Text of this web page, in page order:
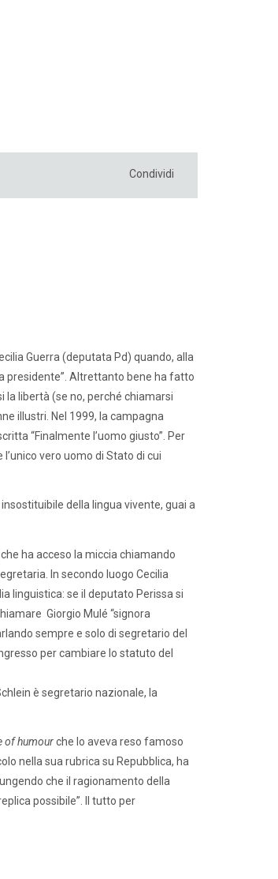
Condividi
Guerra (deputata Pd) quando, alla
presidente”. Altrettanto bene ha fatto
la libertà (se no, perché chiamarsi
illustri. Nel 1999, la campagna
“Finalmente l’uomo giusto”. Per
vero uomo di Stato di cui
della lingua vivente, guai a
ha acceso la miccia chiamando
In secondo luogo Cecilia
linguistica: se il deputato Perissa si
Giorgio Mulé “signora
sempre e solo di segretario del
per cambiare lo statuto del
è segretario nazionale, la
of humourche lo aveva reso famoso
nella sua rubrica su Repubblica, ha
che il ragionamento della
possibile”. Il tutto per